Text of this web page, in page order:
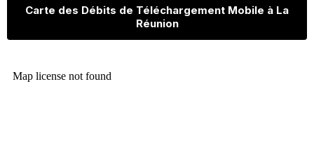
Carte des Débits de Téléchargement Mobile à La
Réunion